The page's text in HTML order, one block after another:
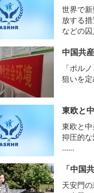
世界で
放する
などの
る。......
中国共
「ポル
狙いを定
東欧と
東欧と
抑圧的な
......
「中国
天安門